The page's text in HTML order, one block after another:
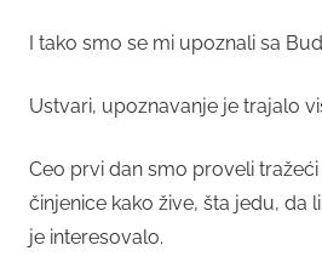
I tako smo se mi upoznali sa
Ustvari, upoznavanje je trajalo
Ceo prvi dan smo proveli tražeći
činjenice kako žive, šta jedu, da
je interesovalo.